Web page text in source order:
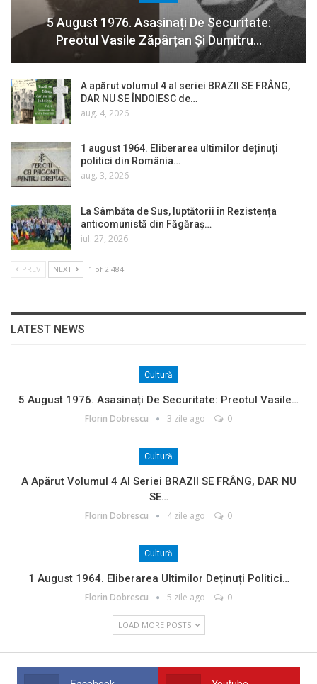
5 August 1976. Asasinați De Securitate:
Preotul Vasile Zăpârțan Și Dumitru…
A apărut volumul 4 al seriei BRAZII SE FRÂNG,
DAR NU SE ÎNDOIESC de…
aug. 4, 2026
1 august 1964. Eliberarea ultimilor deținuți
politici din România…
aug. 3, 2026
La Sâmbăta de Sus, luptătorii în Rezistența
anticomunistă din Făgăraș…
iul. 27, 2026
PREV NEXT 1 of 2.484
LATEST NEWS
Cultură
5 August 1976. Asasinați De Securitate: Preotul Vasile…
Florin Dobrescu 3 zile ago 0
Cultură
A Apărut Volumul 4 Al Seriei BRAZII SE FRÂNG, DAR NU
SE…
Florin Dobrescu 4 zile ago 0
Cultură
1 August 1964. Eliberarea Ultimilor Deținuți Politici…
Florin Dobrescu 5 zile ago 0
LOAD MORE POSTS